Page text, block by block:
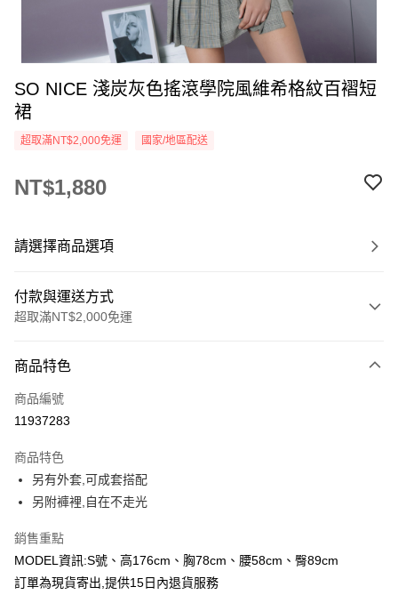
SO NICE 淺炭灰色搖滾學院風維希格紋百褶短
裙
超取滿NT$2,000免運 國家/地區配送
NT$1,880
請選擇商品選項
付款與運送方式
超取滿NT$2,000免運
信用卡一次付款
超商取貨付款
Apple Pay
Google Pay
運送方式
全家付款取貨
商品特色
商品編號
11937283
商品特色
另有外套,可成套搭配
另附褲裡,自在不走光
銷售重點
MODEL資訊:S號、高176cm、胸78cm、腰58cm、臀89cm
訂單為現貨寄出,提供15日內退貨服務